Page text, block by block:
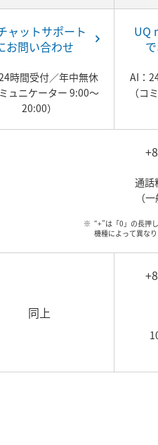
ャットサポート
お問い合わせ
時間受付／年中無休
ミュニケーター 9:00～
20:00）
UQ
AI：
（コ
通話
（
“+”は「0」の長押
機種によって異な
同上